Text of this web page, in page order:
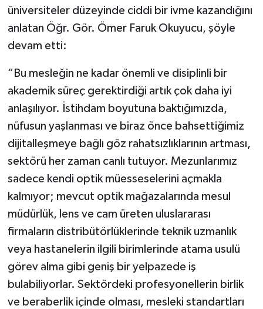
üniversiteler düzeyinde ciddi bir ivme kazandığını
anlatan Öğr. Gör. Ömer Faruk Okuyucu, şöyle
devam etti:
“Bu mesleğin ne kadar önemli ve disiplinli bir
akademik süreç gerektirdiği artık çok daha iyi
anlaşılıyor. İstihdam boyutuna baktığımızda,
nüfusun yaşlanması ve biraz önce bahsettiğimiz
dijitalleşmeye bağlı göz rahatsızlıklarının artması,
sektörü her zaman canlı tutuyor. Mezunlarımız
sadece kendi optik müesseselerini açmakla
kalmıyor; mevcut optik mağazalarında mesul
müdürlük, lens ve cam üreten uluslararası
firmaların distribütörlüklerinde teknik uzmanlık
veya hastanelerin ilgili birimlerinde atama usulü
görev alma gibi geniş bir yelpazede iş
bulabiliyorlar. Sektördeki profesyonellerin birlik
ve beraberlik içinde olması, mesleki standartları